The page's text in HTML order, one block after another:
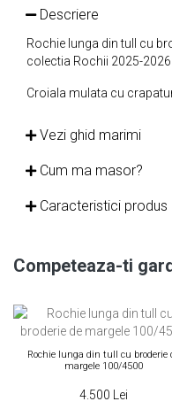
Descriere
Rochie lunga din tull cu
colectia Rochii 2025-2026
Croiala mulata cu
Vezi ghid marimi
Cum ma masor?
Caracteristici produs
Competeaza-ti
Rochie lunga din tull cu broderie
margele 100/4500
4.500 Lei